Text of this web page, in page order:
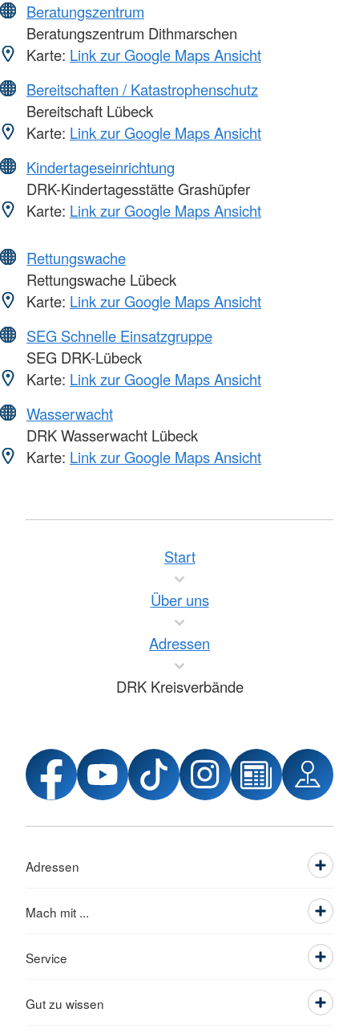
Beratungszentrum
Beratungszentrum Dithmarschen
Karte: Link zur Google Maps Ansicht
Bereitschaften / Katastrophenschutz
Bereitschaft Lübeck
Karte: Link zur Google Maps Ansicht
Kindertageseinrichtung
DRK-Kindertagesstätte Grashüpfer
Karte: Link zur Google Maps Ansicht
Rettungswache
Rettungswache Lübeck
Karte: Link zur Google Maps Ansicht
SEG Schnelle Einsatzgruppe
SEG DRK-Lübeck
Karte: Link zur Google Maps Ansicht
Wasserwacht
DRK Wasserwacht Lübeck
Karte: Link zur Google Maps Ansicht
Start
Über uns
Adressen
DRK Kreisverbände
Adressen
Mach mit ...
Service
Gut zu wissen